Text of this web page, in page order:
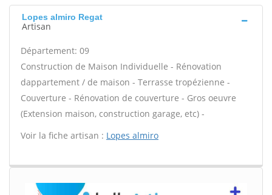
Lopes almiro Regat
Artisan
Département: 09
Construction de Maison Individuelle - Rénovation
dappartement / de maison - Terrasse tropézienne -
Couverture - Rénovation de couverture - Gros oeuvre
(Extension maison, construction garage, etc) -
Voir la fiche artisan : Lopes almiro